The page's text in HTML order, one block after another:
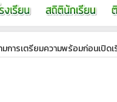
การเตรียมความพร้อมก่อนเปิด